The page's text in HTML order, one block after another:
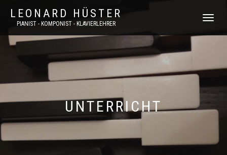
LEONARD HÜSTER
PIANIST - KOMPONIST - KLAVIERLEHRER
UNTERRICHT